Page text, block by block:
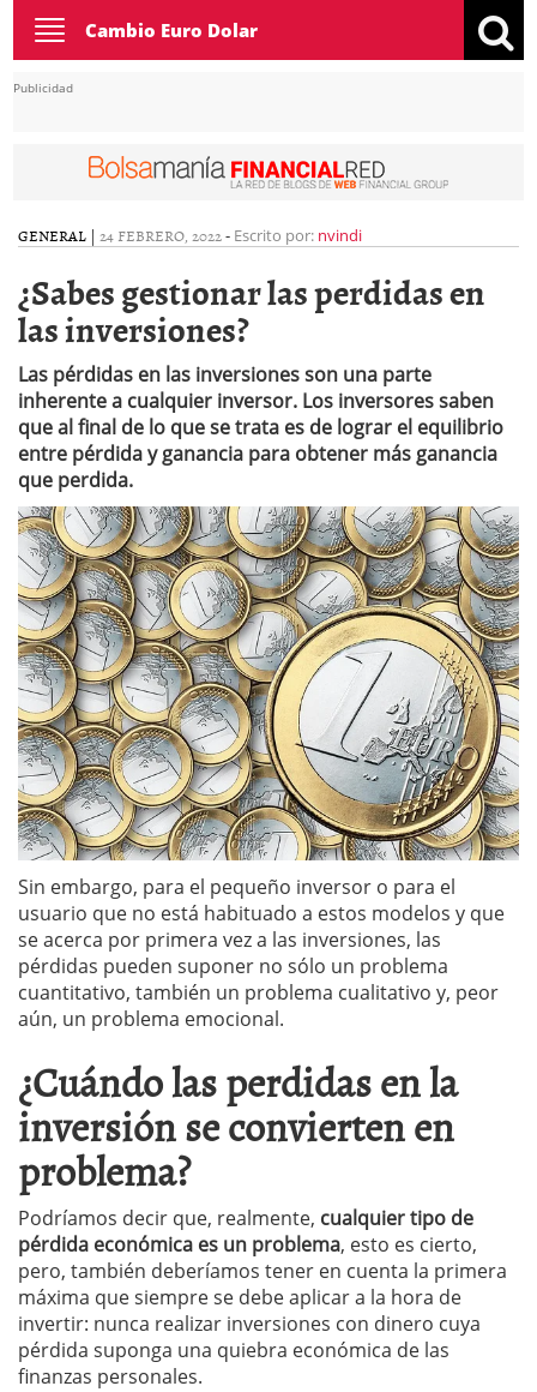
Toggle
navigation
Cambio Euro Dolar
Publicidad
GENERAL | 24 FEBRERO, 2022- Escrito por: nvindi
¿Sabes gestionar las perdidas en
las inversiones?
Las pérdidas en las inversiones son una parte
inherente a cualquier inversor. Los inversores saben
que al final de lo que se trata es de lograr el equilibrio
entre pérdida y ganancia para obtener más ganancia
que perdida.
Sin embargo, para el pequeño inversor o para el
usuario que no está habituado a estos modelos y que
se acerca por primera vez a las inversiones, las
pérdidas pueden suponer no sólo un problema
cuantitativo, también un problema cualitativo y, peor
aún, un problema emocional.
¿Cuándo las perdidas en la
inversión se convierten en
problema?
Podríamos decir que, realmente, cualquier tipo de
pérdida económica es un problema, esto es cierto,
pero, también deberíamos tener en cuenta la primera
máxima que siempre se debe aplicar a la hora de
invertir: nunca realizar inversiones con dinero cuya
pérdida suponga una quiebra económica de las
finanzas personales.